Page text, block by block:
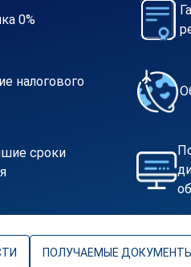
0%
налогового
сроки
ПОЛУЧАЕМЫЕ ДОКУМЕНТЫ